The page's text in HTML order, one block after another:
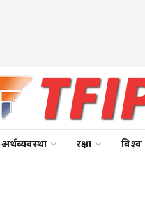
अर्थव्यवस्था रक्षा विश्व